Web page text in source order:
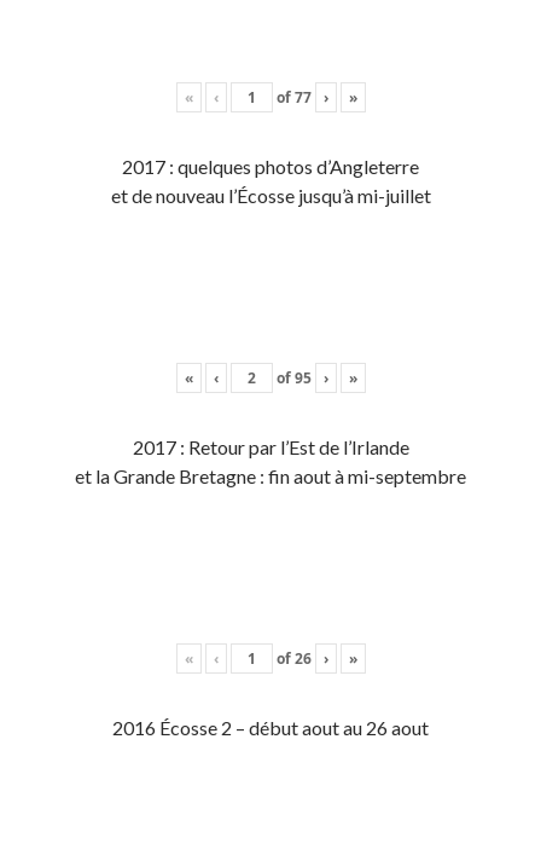
« ‹ of77 › »
2017 : quelques photos d’Angleterre
et de nouveau l’Écosse jusqu’à mi-juillet
« ‹ of95 › »
2017 : Retour par l’Est de l’Irlande
et la Grande Bretagne : fin aout à mi-septembre
« ‹ of26 › »
2016 Écosse 2 – début aout au 26 aout